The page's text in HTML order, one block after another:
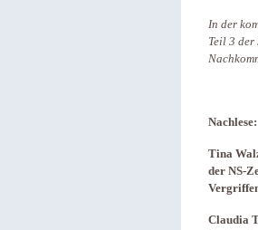
In der
Teil 3
Nachlese:
Tina
der NS-
Claudia